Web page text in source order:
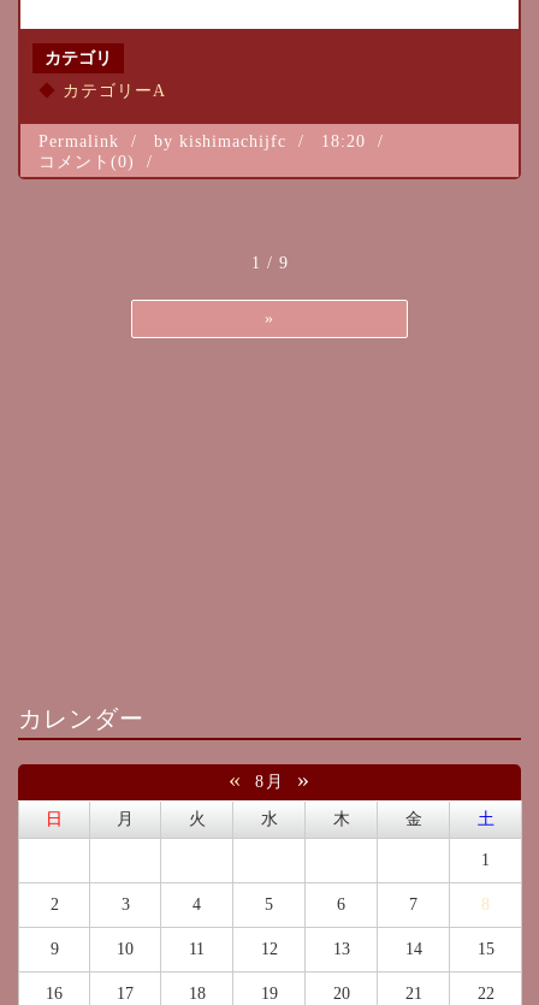
カテゴリ
カテゴリーA
Permalink by kishimachijfc
18:20
コメント(0)
1 / 9
»
カレンダー
« 8月 »
日 月 火 水 木 金 土
1
2 3 4 5 6 7 8
9 10 11 12 13 14 15
16 17 18 19 20 21 22